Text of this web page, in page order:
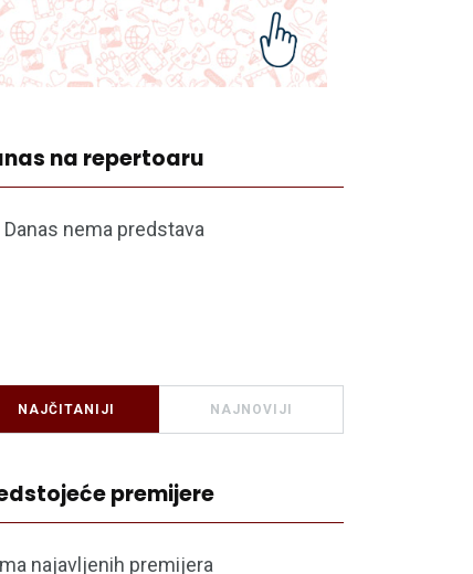
na repertoaru
Danas nema predstava
NAJČITANIJI NAJNOVIJI
premijere
najavljenih premijera